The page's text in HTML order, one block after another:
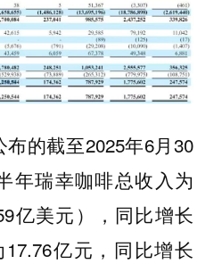
的截至2025年6月30
年瑞幸咖啡总收入为
亿美元），同比增长
亿元，同比增长